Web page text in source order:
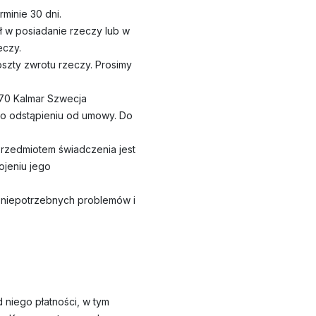
30 dni.
w posiadanie rzeczy lub w
zwrotu rzeczy. Prosimy
Kalmar Szwecja
odstąpieniu od umowy. Do
świadczenia jest
jego
problemów i
płatności, w tym